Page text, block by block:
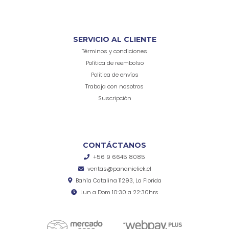
SERVICIO AL CLIENTE
Términos y condiciones
Política de reembolso
Política de envíos
Trabaja con nosotros
Suscripción
CONTÁCTANOS
+56 9 6645 8085
ventas@pananiclick.cl
Bahía Catalina 11293, La Florida
Lun a Dom 10:30 a 22:30hrs